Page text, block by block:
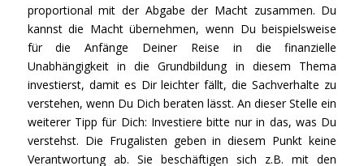
proportional mit der Abgabe der Macht zusammen. Du
kannst die Macht übernehmen, wenn Du beispielsweise
für die Anfänge Deiner Reise in die finanzielle
Unabhängigkeit in die Grundbildung in diesem Thema
investierst, damit es Dir leichter fällt, die Sachverhalte zu
verstehen, wenn Du Dich beraten lässt. An dieser Stelle ein
weiterer Tipp für Dich: Investiere bitte nur in das, was Du
verstehst. Die Frugalisten geben in diesem Punkt keine
Verantwortung ab. Sie beschäftigen sich z.B. mit den